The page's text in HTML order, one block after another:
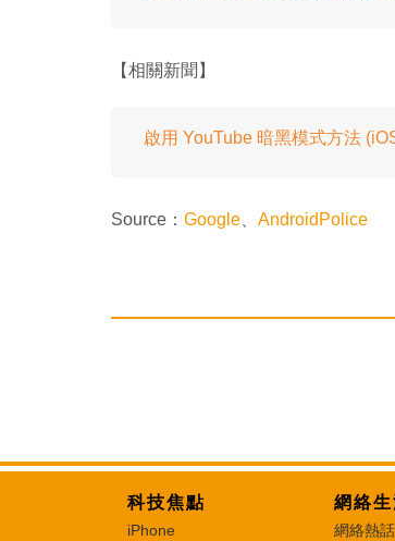
【相關新聞】
啟用 YouTube 暗黑模式方法
Source： Google AndroidPolice
科技焦點
iPhone
網絡
網絡熱話